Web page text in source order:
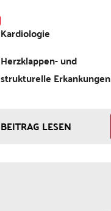
Kardiologie
Herzklappen- und
strukturelle Erkankungen
BEITRAG LESEN